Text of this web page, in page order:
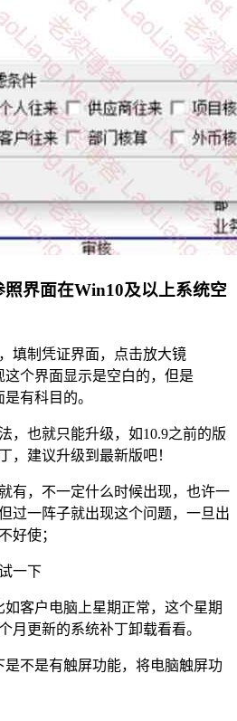
界面在Win10及以上系统空
填制凭证界面，点击放大镜
个界面显示是空白的，但是
有科目的。
，也就只能升级，如10.9之前的版
，建议升级到最新版吧！
有，不一定什么时候出现，也许一
过一阵子就出现这个问题，一旦出
好使；
一下
客户电脑上星期正常，这个星期
月更新的系统补丁卸载看看。
不是有触屏功能，将电脑触屏功